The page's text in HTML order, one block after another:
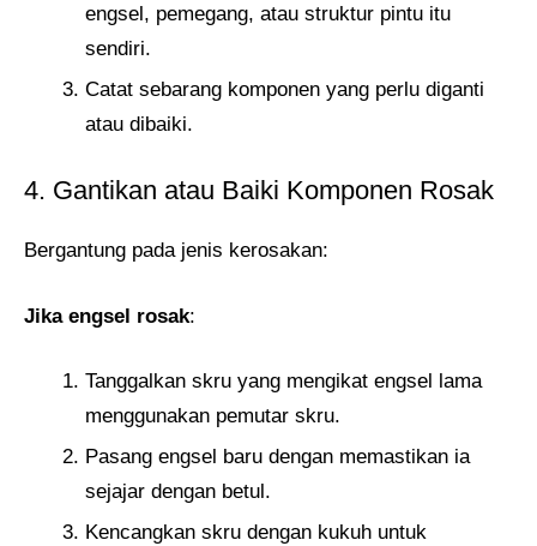
engsel, pemegang, atau struktur pintu itu
sendiri.
Catat sebarang komponen yang perlu diganti
atau dibaiki.
4. Gantikan atau Baiki Komponen Rosak
Bergantung pada jenis kerosakan:
Jika engsel rosak:
Tanggalkan skru yang mengikat engsel lama
menggunakan pemutar skru.
Pasang engsel baru dengan memastikan ia
sejajar dengan betul.
Kencangkan skru dengan kukuh untuk